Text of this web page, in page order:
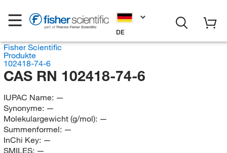
DE
Fisher Scientific
Produkte
102418-74-6
CAS RN 102418-74-6
IUPAC Name: —
Synonyme: —
Molekulargewicht (g/mol): —
Summenformel: —
InChi Key: —
SMILES: —